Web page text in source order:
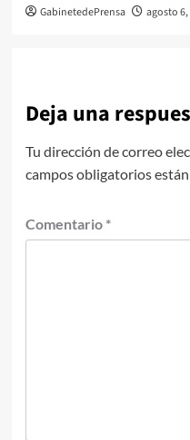
GabinetedePrensa agosto 6,
Deja una
Tu dirección de correo
campos obligatorios
Comentario *